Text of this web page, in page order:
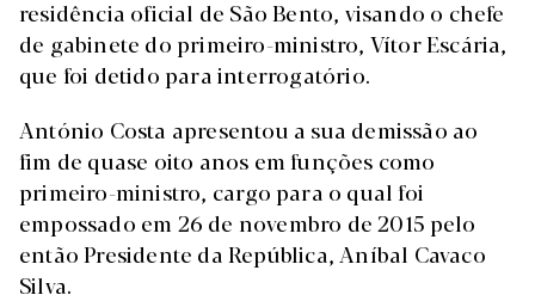
residência oficial de São Bento, visando o chefe
de gabinete do primeiro-ministro, Vítor Escária,
que foi detido para interrogatório.
António Costa apresentou a sua demissão ao
fim de quase oito anos em funções como
primeiro-ministro, cargo para o qual foi
empossado em 26 de novembro de 2015 pelo
então Presidente da República, Aníbal Cavaco
Silva.